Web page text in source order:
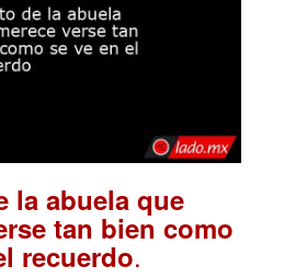
la abuela que
tan bien como
recuerdo.